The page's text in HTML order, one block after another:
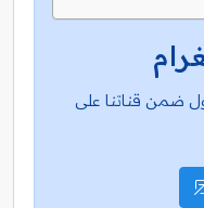
ضمن قناتنا على